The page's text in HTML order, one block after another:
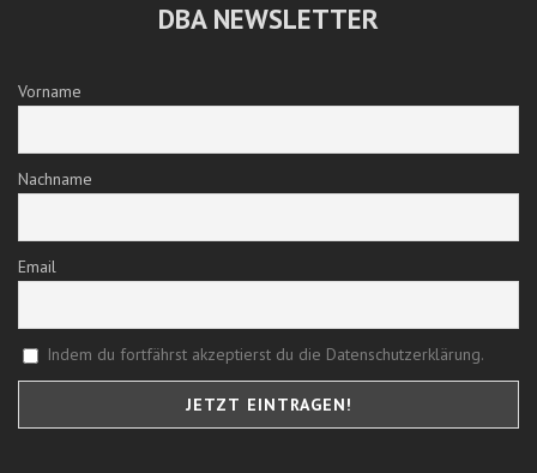
DBA NEWSLETTER
Vorname
Nachname
Email
Indem du fortfährst akzeptierst du die Datenschutzerklärung.